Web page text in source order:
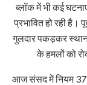
ब्लॉक में भी कई
प्रभावित हो रही है।
गुलदार पकड़कर
के हमलों को
आज संसद में नियम